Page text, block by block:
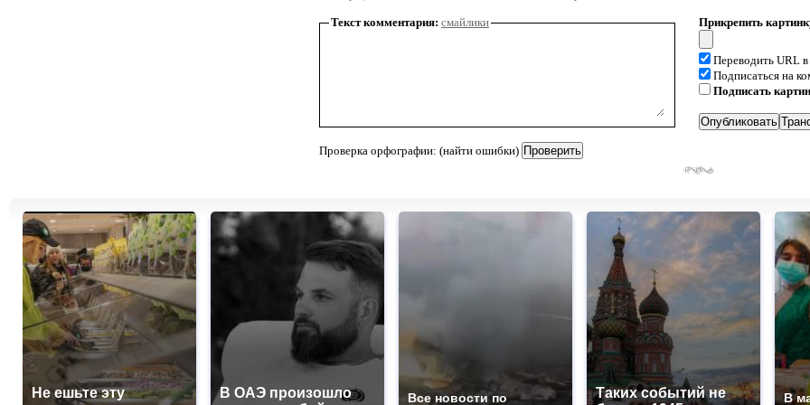
Текст комментария: смайлики
Проверка орфографии: (найти ошибки)
Прикрепить
Переводить URL
Подписаться на
Подписать
Не ешьте эту
В ОАЭ произошло
Все новости по
Таких событий не
В